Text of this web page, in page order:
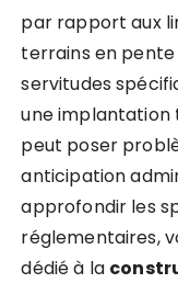
par rapport aux
terrains en
servitudes
une implantation
peut poser
anticipation
approfondir les
réglementaires,
dédié à la